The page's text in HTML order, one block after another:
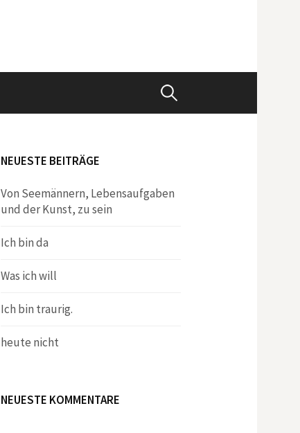
Suchen
NEUESTE BEITRÄGE
Von Seemännern, Lebensaufgaben
und der Kunst, zu sein
Ich bin da
Was ich will
Ich bin traurig.
heute nicht
NEUESTE KOMMENTARE